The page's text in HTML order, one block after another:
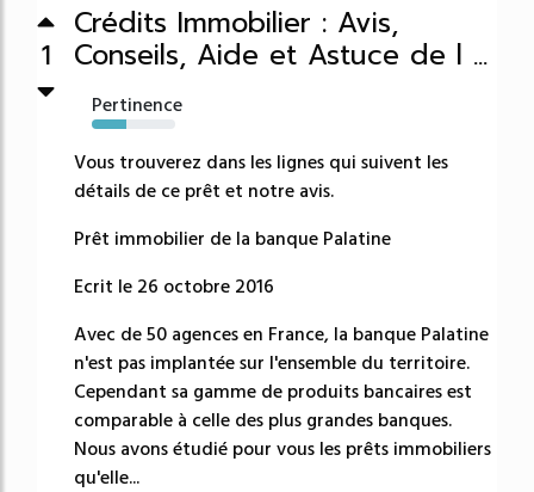
1
Crédits Immobilier : Avis,
Conseils, Aide et Astuce de l ...
Pertinence
41%
Vous trouverez dans les lignes qui suivent les
détails de ce prêt et notre avis.
Prêt immobilier de la banque Palatine
Ecrit le 26 octobre 2016
Avec de 50 agences en France, la banque Palatine
n'est pas implantée sur l'ensemble du territoire.
Cependant sa gamme de produits bancaires est
comparable à celle des plus grandes banques.
Nous avons étudié pour vous les prêts immobiliers
qu'elle...